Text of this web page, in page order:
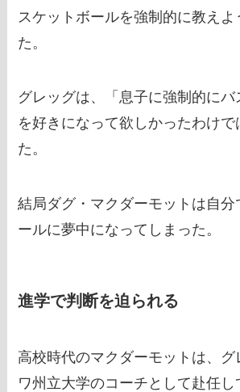
スケットボールを強制的に教えよ
た。
グレッグは、「息子に強制的に
を好きになって欲しかったわけで
た。
結局ダグ・マクダーモットは自分
ールに夢中になってしまった。
進学で判断を迫られる
高校時代のマクダーモットは、グ
ワ州立大学のコーチとして赴任し